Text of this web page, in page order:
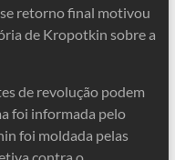
retorno final motivou
de Kropotkin sobre a
de revolução podem
foi informada pelo
foi moldada pelas
contra o